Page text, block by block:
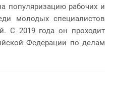
популяризацию рабочих и
молодых специалистов
С 2019 года он проходит
Федерации по делам